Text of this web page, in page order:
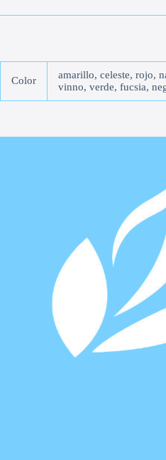
Color
amarillo, celeste, rojo,
vinno, verde, fucsia,